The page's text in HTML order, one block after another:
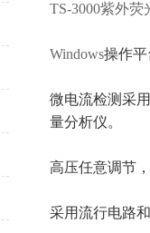
TS-3000紫外荧
Windows操作平
微电流检测采
量分析仪。
高压任意调节
采用流行电路